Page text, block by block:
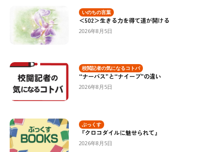
いのちの言葉
＜502＞生きる力を得て道が開ける
2026年8月5日
校閲記者の気になるコトバ
“ナーバス”と“ナイーブ”の違い
2026年8月5日
ぶっくす
『クロコダイルに魅せられて』
2026年8月5日